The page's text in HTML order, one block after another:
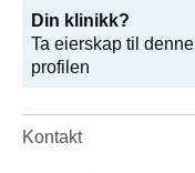
Din klinikk?
Ta eierskap til denne
profilen
Kontakt